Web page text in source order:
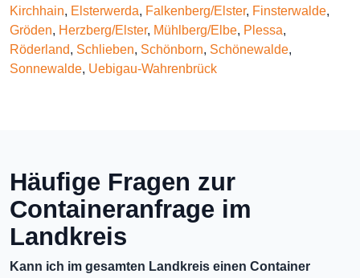
Kirchhain, Elsterwerda, Falkenberg/Elster, Finsterwalde,
Gröden, Herzberg/Elster, Mühlberg/Elbe, Plessa,
Röderland, Schlieben, Schönborn, Schönewalde,
Sonnewalde, Uebigau-Wahrenbrück
Häufige Fragen zur
Containeranfrage im
Landkreis
Kann ich im gesamten Landkreis einen Container